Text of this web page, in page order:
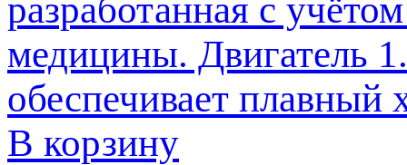
разработанная с
медицины. Двигатель
обеспечивает плавный
В корзину